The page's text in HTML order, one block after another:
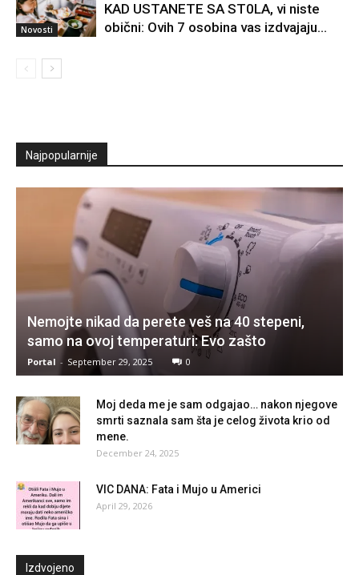
Novosti
KAD USTANETE SA ST0LA, vi niste
obični: Ovih 7 osobina vas izdvajaju…
Najpopularnije
Nemojte nikad da perete veš na 40 stepeni,
samo na ovoj temperaturi: Evo zašto
Portal - September 29, 2025 0
Moj deda me je sam odgajao… nakon njegove
smrti saznala sam šta je celog života krio od
mene.
December 24, 2025
VIC DANA: Fata i Mujo u Americi
April 29, 2026
Izdvojeno